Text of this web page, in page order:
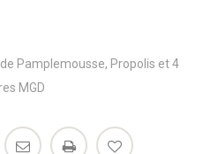
Pamplemousse, Propolis et 4
MGD